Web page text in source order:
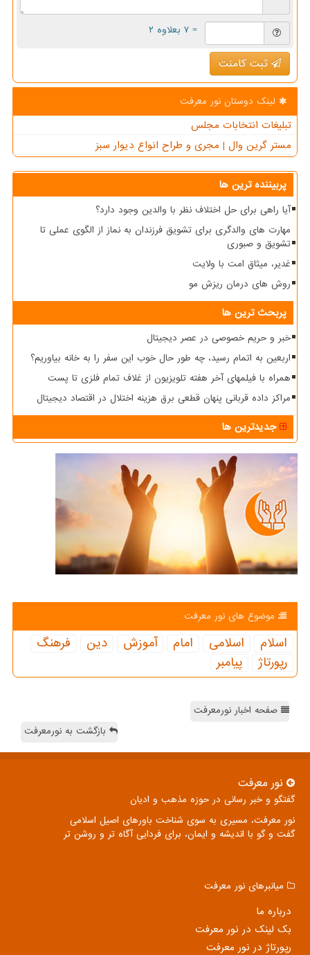
= ۷ بعلاوه ۲
ثبت کامنت
لینک دوستان نور معرفت
تبلیغات انتخابات مجلس
مستر گرین وال | مجری و طراح انواع دیوار سبز
پربیننده ترین ها
آیا راهی برای حل اختلاف نظر با والدین وجود دارد؟
مهارت های والدگری برای تشویق فرزندان به نماز از الگوی عملی تا
تشویق و صبوری
غدیر، میثاق امت با ولایت
روش های درمان ریزش مو
پربحث ترین ها
خبر و حریم خصوصی در عصر دیجیتال
اربعین به اتمام رسید، چه طور حال خوب این سفر را به خانه بیاوریم؟
همراه با فیلمهای آخر هفته تلویزیون از غلاف تمام فلزی تا پست
مراکز داده قربانی پنهان قطعی برق هزینه اختلال در اقتصاد دیجیتال
جدیدترین ها
موضوع های نور معرفت
اسلام اسلامی امام آموزش دین
فرهنگ
رپورتاژ
پیامبر
صفحه اخبار نورمعرفت
بازگشت به نورمعرفت
نور معرفت
گفتگو و خبر رسانی در حوزه مذهب و ادیان
نور معرفت، مسیری به سوی شناخت باورهای اصیل اسلامی
گفت و گو با اندیشه و ایمان، برای فردایی آگاه تر و روشن تر
میانبرهای نور معرفت
درباره ما
بک لینک در نور معرفت
رپورتاژ در نور معرفت